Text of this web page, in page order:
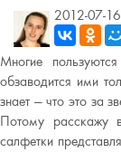
2012-07-16
Многие
обзаводится ими
знает — что это за
Потому расскажу
салфетки